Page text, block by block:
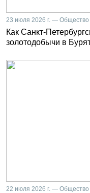
23 июля 2026 г. — Общество
Как Санкт-
золотодобычи в
22 июля 2026 г. — Общество